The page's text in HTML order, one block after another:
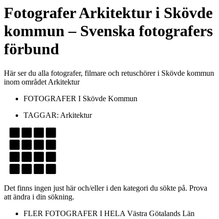
FotograferArkitekturi Skövde
kommun– Svenska fotografers
förbund
Här ser du alla fotografer, filmare och retuschörer i Skövde kommun
inom området Arkitektur
FOTOGRAFER I Skövde Kommun
TAGGAR: Arkitektur
Det finns ingen just här och/eller i den kategori du sökte på. Prova
att ändra i din sökning.
FLER FOTOGRAFER I HELA Västra Götalands Län